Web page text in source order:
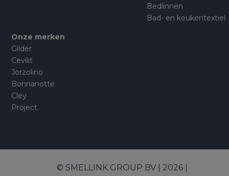
Bedlinnen
Bad- en keukentextiel
Onze merken
Gilder
Cevilit
Jorzolino
Bonnanotte
Cley
Project
© SMELLINK GROUP BV | 2026 |